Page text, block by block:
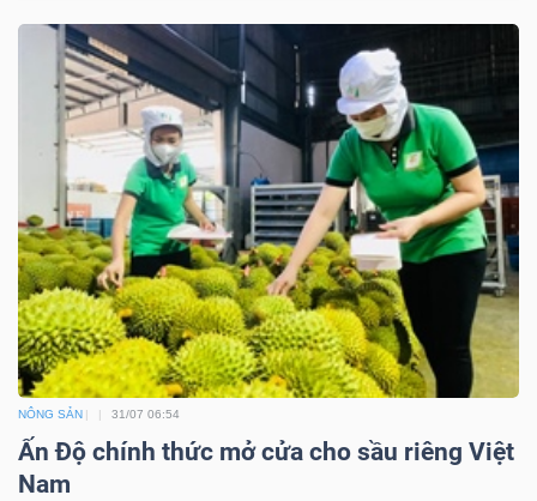
NÔNG SẢN 31/07 06:54
Ấn Độ chính thức mở cửa cho sầu riêng Việt
Nam